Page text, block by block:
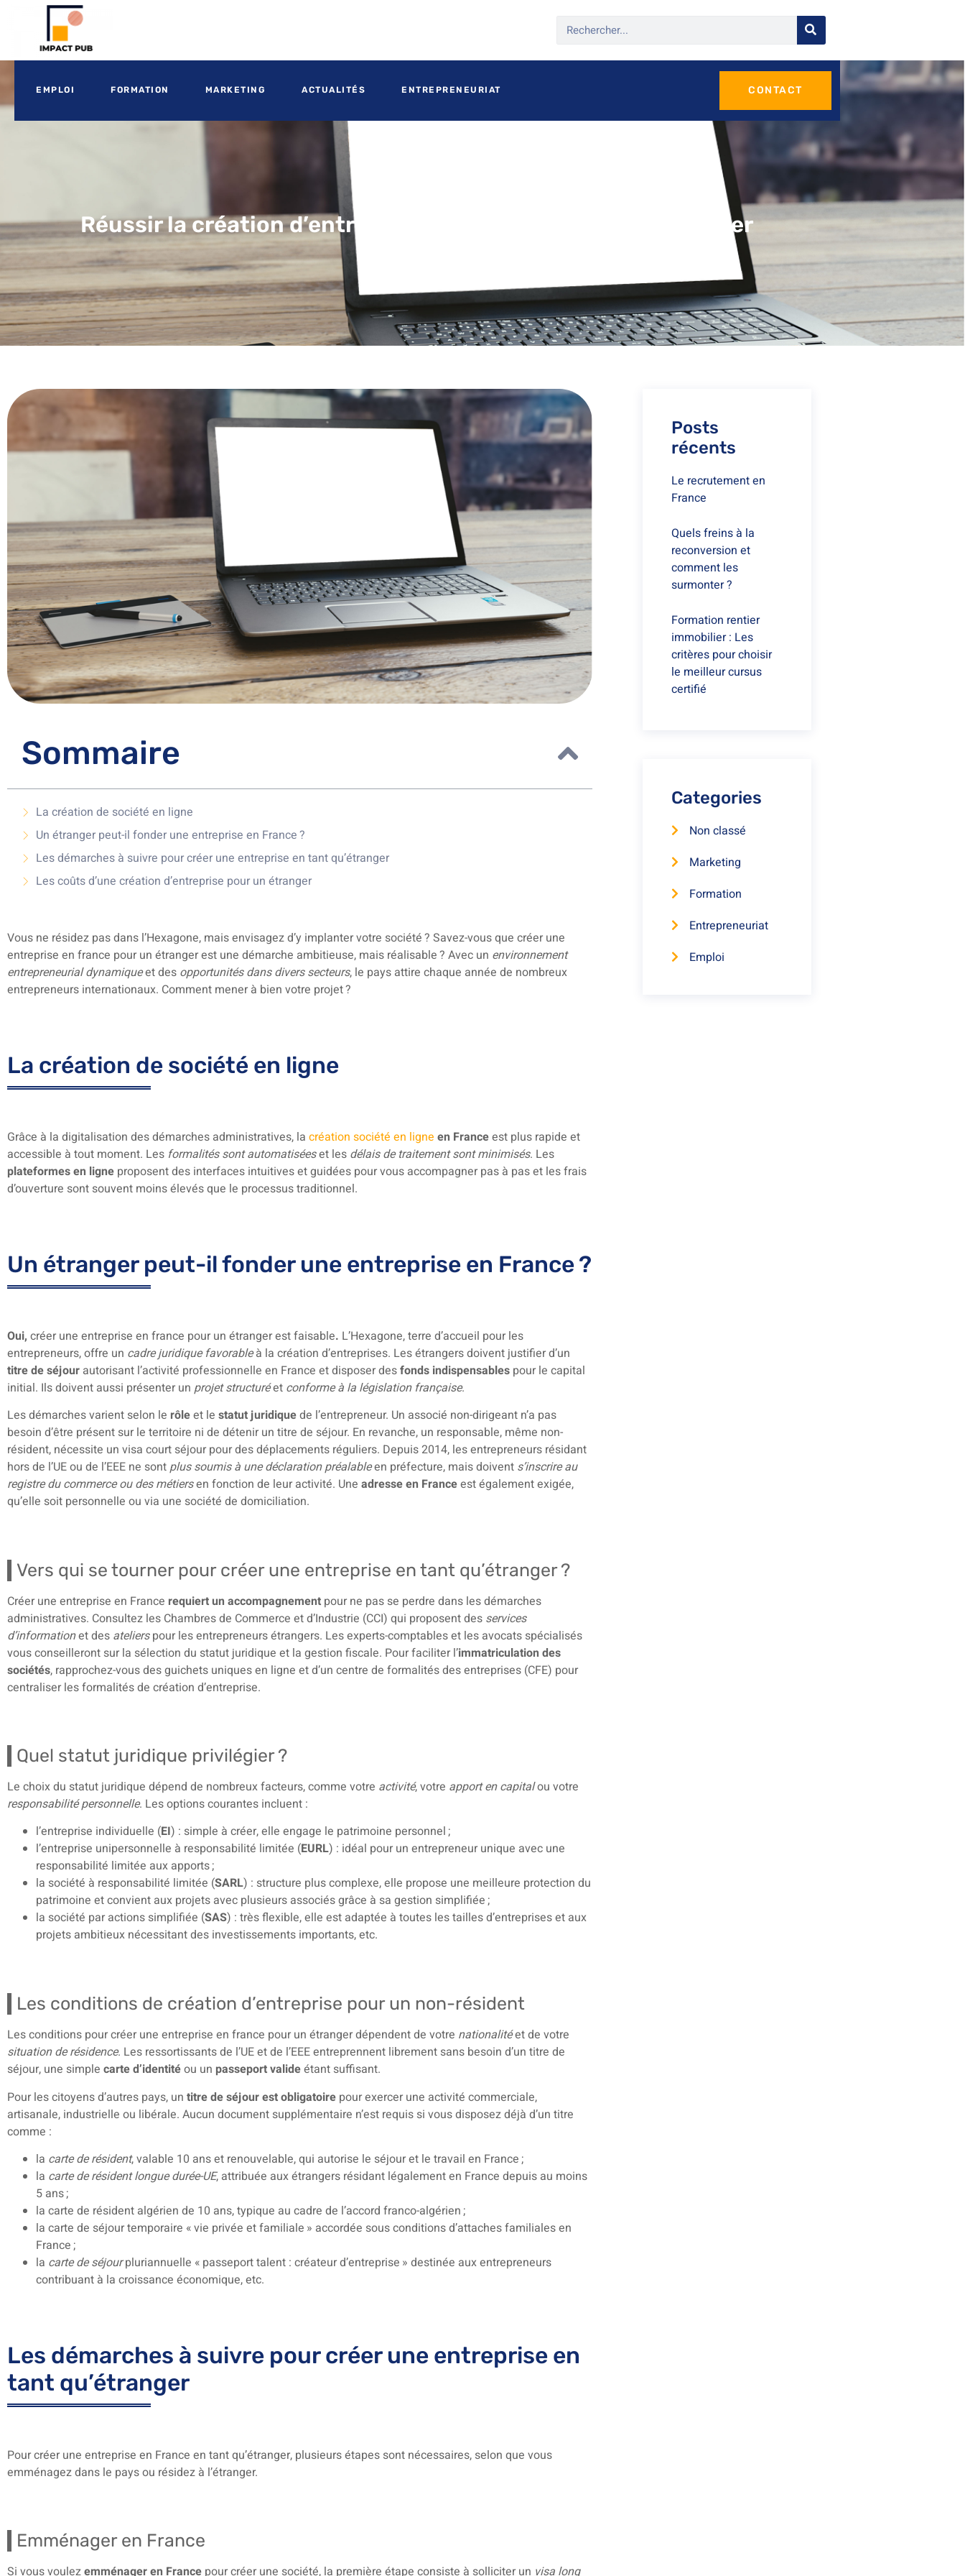
EMPLOI FORMATION MARKETING ACTUALITÉS ENTREPRENEURIAT CONTACT
Réussir la création d’entreprise en France en tant qu’étranger
Sommaire
La création de société en ligne
Un étranger peut-il fonder une entreprise en France ?
Les démarches à suivre pour créer une entreprise en tant qu’étranger
Les coûts d’une création d’entreprise pour un étranger
Vous ne résidez pas dans l’Hexagone, mais envisagez d’y implanter votre société ? Savez-vous que créer une
entreprise en france pour un étranger est une démarche ambitieuse, mais réalisable ? Avec un environnement
entrepreneurial dynamiqueet des opportunités dans divers secteurs, le pays attire chaque année de nombreux
entrepreneurs internationaux. Comment mener à bien votre projet ?
La création de société en ligne
Grâce à la digitalisation des démarches administratives, la création société en ligne en Franceest plus rapide et
accessible à tout moment. Les formalités sont automatiséeset les délais de traitement sont minimisés. Les
plateformes en ligne proposent des interfaces intuitives et guidées pour vous accompagner pas à pas et les frais
d’ouverture sont souvent moins élevés que le processus traditionnel.
Un étranger peut-il fonder une entreprise en France ?
Oui, créer une entreprise en france pour un étranger est faisable. L’Hexagone, terre d’accueil pour les
entrepreneurs, offre un cadre juridique favorableà la création d’entreprises. Les étrangers doivent justifier d’un
titre de séjour autorisant l’activité professionnelle en France et disposer desfonds indispensables pour le capital
initial. Ils doivent aussi présenter un projet structuréet conforme à la législation française.
Les démarches varient selon le rôleet le statut juridiquede l’entrepreneur. Un associé non-dirigeant n’a pas
besoin d’être présent sur le territoire ni de détenir un titre de séjour. En revanche, un responsable, même non-
résident, nécessite un visa court séjour pour des déplacements réguliers. Depuis 2014, les entrepreneurs résidant
hors de l’UE ou de l’EEE ne sontplus soumis à une déclaration préalableen préfecture, mais doivent s’inscrire au
registre du commerce ou des métiersen fonction de leur activité. Une adresse en Franceest également exigée,
qu’elle soit personnelle ou via une société de domiciliation.
Vers qui se tourner pour créer une entreprise en tant qu’étranger ?
Créer une entreprise en France requiert un accompagnement pour ne pas se perdre dans les démarches
administratives. Consultez les Chambres de Commerce et d’Industrie (CCI) qui proposent des services
d’informationet des atelierspour les entrepreneurs étrangers. Les experts-comptables et les avocats spécialisés
vous conseilleront sur la sélection du statut juridique et la gestion fiscale. Pour faciliter l’immatriculation des
sociétés, rapprochez-vous des guichets uniques en ligne et d’un centre de formalités des entreprises (CFE) pour
centraliser les formalités de création d’entreprise.
Quel statut juridique privilégier ?
Le choix du statut juridique dépend de nombreux facteurs, comme votre activité, votre apport en capitalou votre
responsabilité personnelle. Les options courantes incluent :
l’entreprise individuelle (EI) : simple à créer, elle engage le patrimoine personnel ;
l’entreprise unipersonnelle à responsabilité limitée (EURL) : idéal pour un entrepreneur unique avec une
responsabilité limitée aux apports ;
la société à responsabilité limitée (SARL) : structure plus complexe, elle propose une meilleure protection du
patrimoine et convient aux projets avec plusieurs associés grâce à sa gestion simplifiée ;
la société par actions simplifiée (SAS) : très flexible, elle est adaptée à toutes les tailles d’entreprises et aux
projets ambitieux nécessitant des investissements importants, etc.
Les conditions de création d’entreprise pour un non-résident
Les conditions pour créer une entreprise en france pour un étranger dépendent de votre nationalitéet de votre
situation de résidence. Les ressortissants de l’UE et de l’EEE entreprennent librement sans besoin d’un titre de
séjour, une simple carte d’identitéou un passeport valideétant suffisant.
Pour les citoyens d’autres pays, un titre de séjour est obligatoire pour exercer une activité commerciale,
artisanale, industrielle ou libérale. Aucun document supplémentaire n’est requis si vous disposez déjà d’un titre
comme :
la carte de résident, valable 10 ans et renouvelable, qui autorise le séjour et le travail en France ;
la carte de résident longue durée-UE, attribuée aux étrangers résidant légalement en France depuis au moins
5 ans ;
la carte de résident algérien de 10 ans, typique au cadre de l’accord franco-algérien ;
la carte de séjour temporaire « vie privée et familiale » accordée sous conditions d’attaches familiales en
France ;
la carte de séjourpluriannuelle « passeport talent : créateur d’entreprise » destinée aux entrepreneurs
contribuant à la croissance économique, etc.
Les démarches à suivre pour créer une entreprise en
tant qu’étranger
Pour créer une entreprise en France en tant qu’étranger, plusieurs étapes sont nécessaires, selon que vous
emménagez dans le pays ou résidez à l’étranger.
Emménager en France
Si vous voulezemménager en France pour créer une société, la première étape consiste à solliciter un visa long
Posts
récents
Le recrutement en
France
Quels freins à la
reconversion et
comment les
surmonter ?
Formation rentier
immobilier : Les
critères pour choisir
le meilleur cursus
certifié
Categories
Non classé
Marketing
Formation
Entrepreneuriat
Emploi